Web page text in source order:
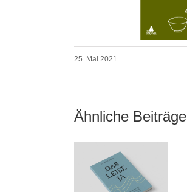
25. Mai 2021
Ähnliche Beiträge